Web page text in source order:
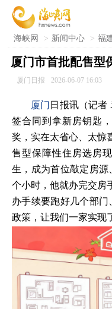
海峡网 > 新闻中心 > 福
厦门市首批配售型
厦门日报 2026-06-07 16:03
厦门 日报讯（记者
签合同到拿新房钥匙
奖，实在太省心、太惊
售型保障性住房选房
生，成为首位敲定房
个小时，他就办完交房
办手续要跑好几个部
政策，让我们一家实现